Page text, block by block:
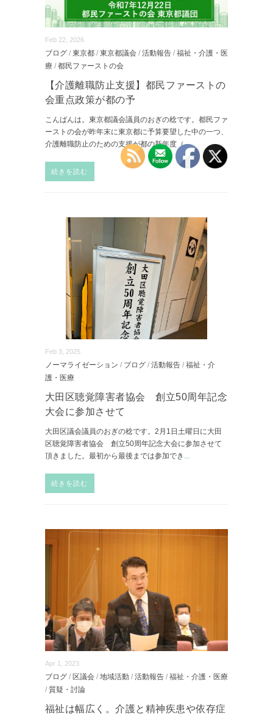
Feb 22, 2026
ブログ / 東京都 / 東京都議会 / 活動報告 / 福祉・介護・医
療 / 都民ファーストの会
【介護離職防止支援】都民ファーストの
会重点政策が都の予
こんばんは。東京都議会議員のおぎの稔です。都民ファ
ーストの会が昨年末に東京都に予算要望した中の一つ、
介護離職防止のための支援が都の新年度（...
続きを読む
Feb 3, 2025
ノーマライゼーション / ブログ / 活動報告 / 福祉・介
護・医療
大田区聴覚障害者協会 創立50周年記念
大会に参加させて
大田区議会議員のおぎの稔です。2月1日土曜日に大田
区聴覚障害者協会 創立50周年記念大会に参加させて
頂きました。最初から最後までは参加でき
続きを読む
Apr 1, 2023
ブログ / 区議会 / 地域活動 / 活動報告 / 福祉・介護・医療
/ 質疑・討論
福祉は幅広く。介護と精神疾患や依存症